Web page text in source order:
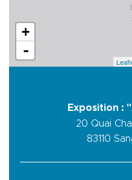
+
-
Exposition :
20 Quai
83110